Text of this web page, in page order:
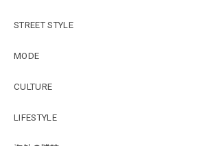
STREET STYLE
MODE
CULTURE
LIFESTYLE